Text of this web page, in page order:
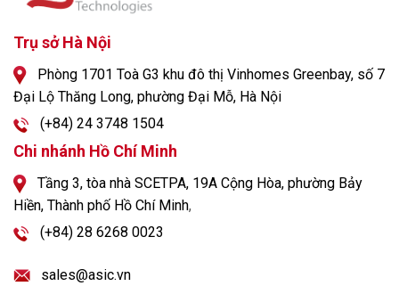
Trụ sở Hà Nội
Phòng 1701 Toà G3 khu đô thị Vinhomes Greenbay, số 7
Đại Lộ Thăng Long, phường Đại Mỗ, Hà Nội
(+84) 24 3748 1504
Chi nhánh Hồ Chí Minh
Tầng 3, tòa nhà SCETPA, 19A Cộng Hòa, phường Bảy
Hiền, Thành phố Hồ Chí Minh,
(+84) 28 6268 0023
sales@asic.vn